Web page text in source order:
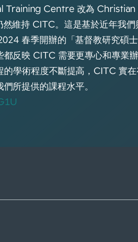
Training Centre 改為
維持 CITC。這是基於近年我們
春季開辦的「基督教研究碩
反映 CITC 需要更專心和專業
學術程度不斷提高，CITC 實
所提供的課程水平。